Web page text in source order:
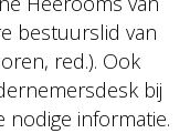
bestuurslid van
red.). Ook
bij
nodige informatie.